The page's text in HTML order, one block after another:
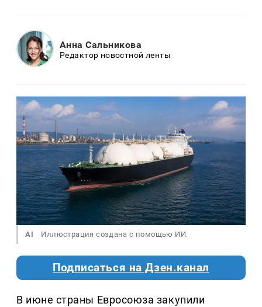
Анна Сальникова
Редактор новостной ленты
AI Иллюстрация создана с помощью ИИ.
Подписаться на Дзен.канал
В июне страны Евросоюза закупили